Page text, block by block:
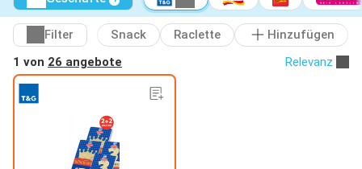
Filter Snack Raclette
Hinzufügen
1 von 26 angebote Relevanz